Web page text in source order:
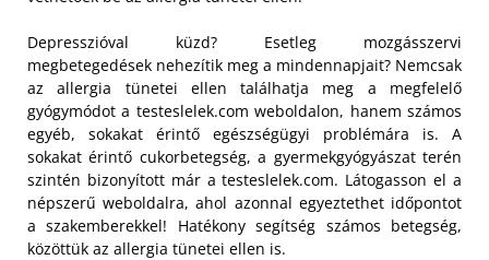
Depresszióval küzd? Esetleg mozgásszervi
megbetegedések nehezítik meg a mindennapjait? Nemcsak
az allergia tünetei ellen találhatja meg a megfelelő
gyógymódot a testeslelek.com weboldalon, hanem számos
egyéb, sokakat érintő egészségügyi problémára is. A
sokakat érintő cukorbetegség, a gyermekgyógyászat terén
szintén bizonyított már a testeslelek.com. Látogasson el a
népszerű weboldalra, ahol azonnal egyeztethet időpontot
a szakemberekkel! Hatékony segítség számos betegség,
közöttük az allergia tünetei ellen is.